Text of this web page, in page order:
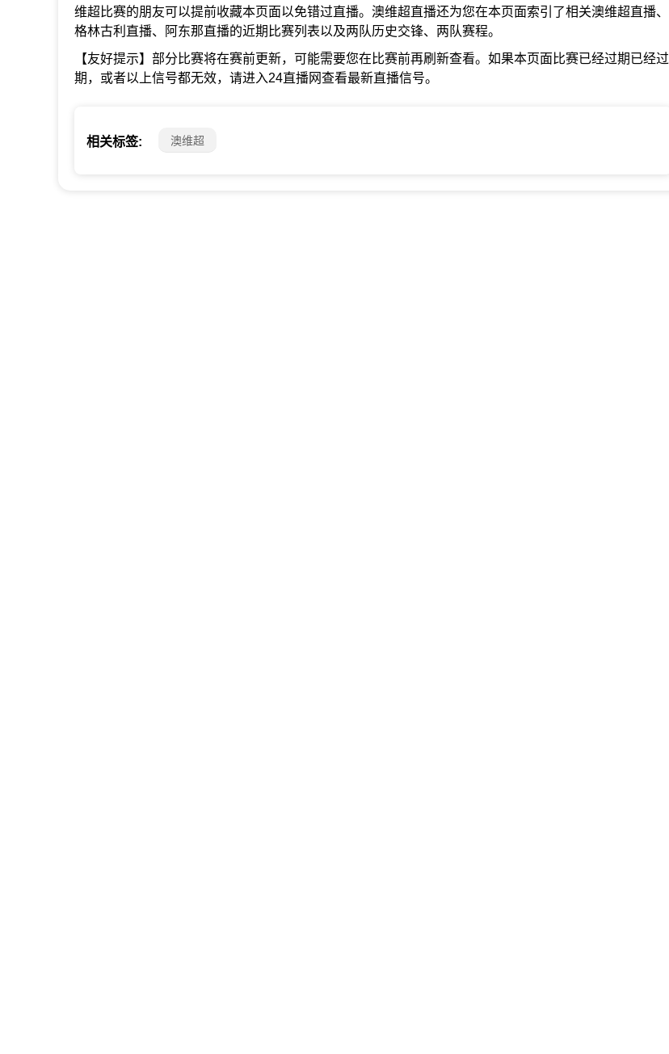
维超比赛的朋友可以提前收藏本页面以免错过直播。澳维超直播还为您在本页面索引了相关澳维超直播、
格林古利直播、阿东那直播的近期比赛列表以及两队历史交锋、两队赛程。
【友好提示】部分比赛将在赛前更新，可能需要您在比赛前再刷新查看。如果本页面比赛已经过期已经过
期，或者以上信号都无效，请进入24直播网查看最新直播信号。
相关标签: 澳维超